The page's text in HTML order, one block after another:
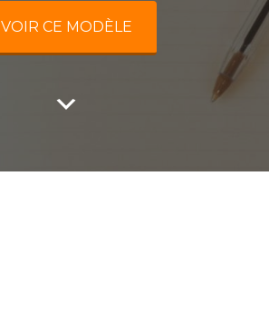
VOIR CE MODÈLE